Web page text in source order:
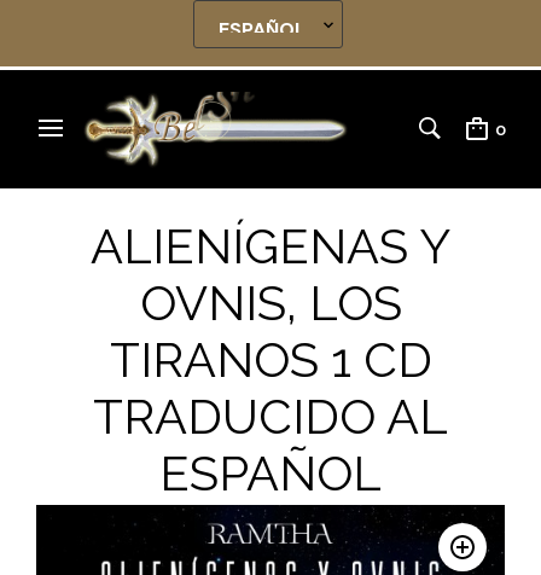
0
ALIENÍGENAS Y
OVNIS, LOS
TIRANOS 1 CD
TRADUCIDO AL
ESPAÑOL